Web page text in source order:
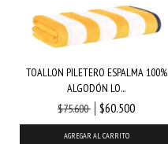
TOALLON PILETERO ESPALMA 100%
ALGODÓN LO...
$75.600
$60.500